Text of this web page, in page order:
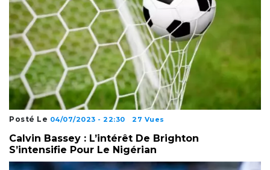
Posté Le 04/07/2023 - 22:30 27 Vues
Calvin Bassey : L’intérêt De Brighton
S’intensifie Pour Le Nigérian